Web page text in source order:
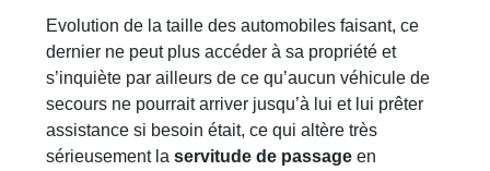
Evolution de la taille des automobiles faisant, ce
dernier ne peut plus accéder à sa propriété et
s’inquiète par ailleurs de ce qu’aucun véhicule de
secours ne pourrait arriver jusqu’à lui et lui prêter
assistance si besoin était, ce qui altère très
sérieusement laservitude de passage en